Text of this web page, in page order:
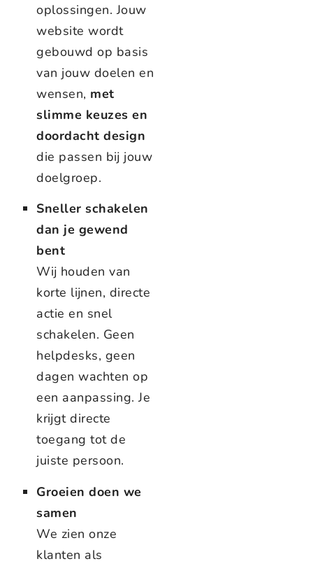
oplossingen. Jouw
website wordt
gebouwd op basis
van jouw doelen en
wensen, met
slimme keuzes en
doordacht design
die passen bij jouw
doelgroep.
Sneller schakelen
dan je gewend
bent
Wij houden van
korte lijnen, directe
actie en snel
schakelen. Geen
helpdesks, geen
dagen wachten op
een aanpassing. Je
krijgt directe
toegang tot de
juiste persoon.
Groeien doen we
samen
We zien onze
klanten als